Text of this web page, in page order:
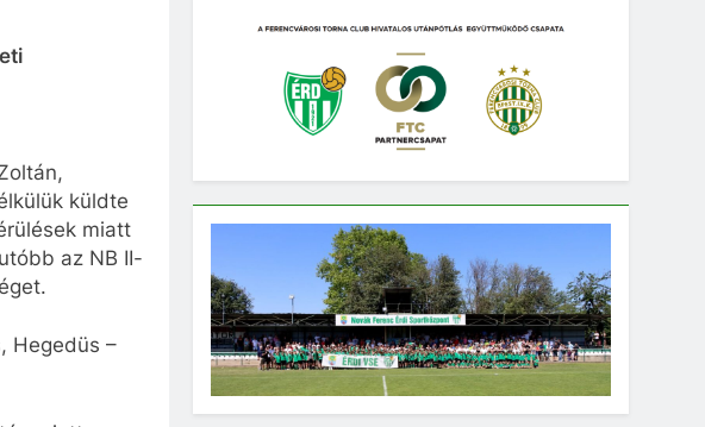
küldte
miatt
az NB II-
Hegedüs –